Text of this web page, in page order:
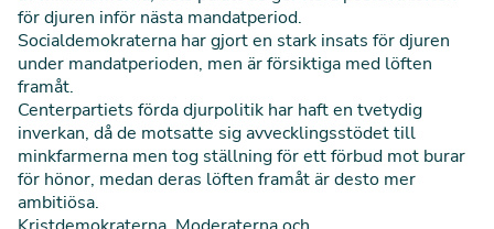
för djuren inför nästa mandatperiod.
Socialdemokraterna har gjort en stark insats för djuren
under mandatperioden, men är försiktiga med löften
framåt.
Centerpartiets förda djurpolitik har haft en tvetydig
inverkan, då de motsatte sig avvecklingsstödet till
minkfarmerna men tog ställning för ett förbud mot burar
för hönor, medan deras löften framåt är desto mer
ambitiösa.